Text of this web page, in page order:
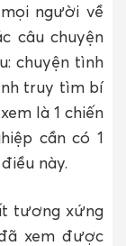
người về
câu chuyện
chuyện tình
truy tìm bí
là 1 chiến
cần có 1
này.
tương xứng
xem được